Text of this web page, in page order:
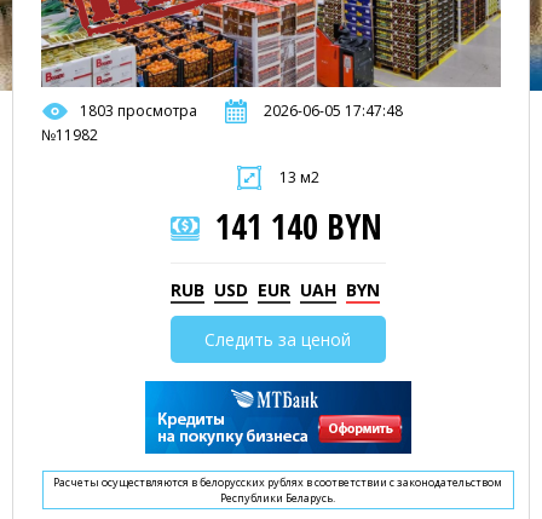
1803 просмотра
2026-06-05 17:47:48
№11982
13 м2
141 140 BYN
RUB USD EUR UAH BYN
Следить за ценой
Расчеты осуществляются в белорусских рублях в соответствии с законодательством
Республики Беларусь.